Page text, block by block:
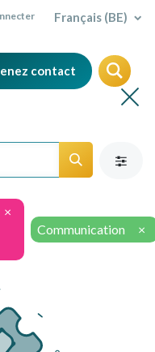
Français (BE)
contact
×
Communication
×